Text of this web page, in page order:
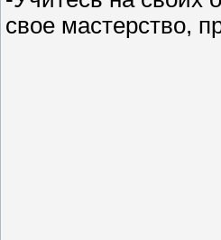
свое мастерство,